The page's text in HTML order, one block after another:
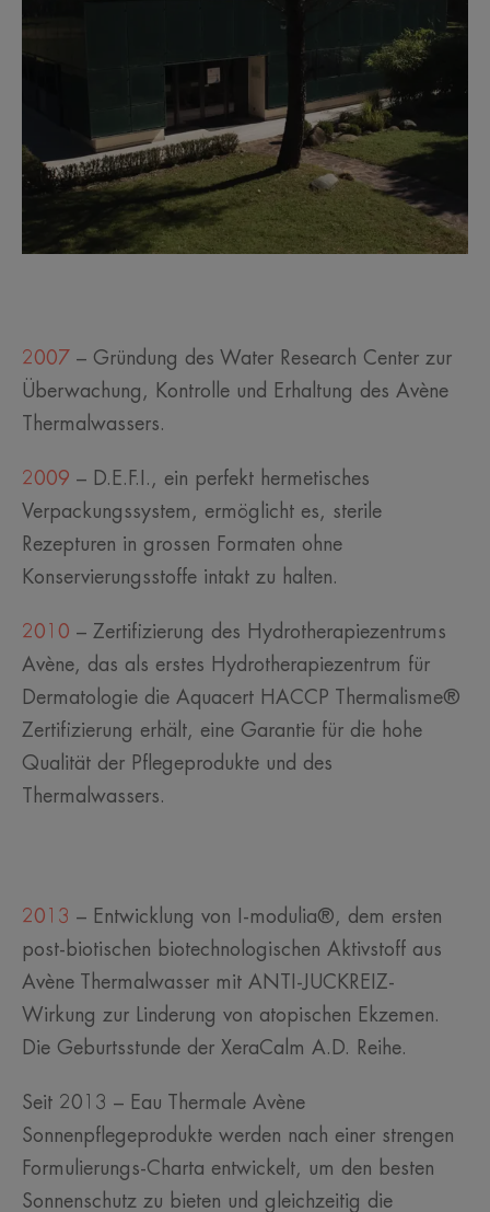
2007 – Gründung des Water Research Center zur
Überwachung, Kontrolle und Erhaltung des Avène
Thermalwassers.
2009 – D.E.F.I., ein perfekt hermetisches
Verpackungssystem, ermöglicht es, sterile
Rezepturen in grossen Formaten ohne
Konservierungsstoffe intakt zu halten.
2010 – Zertifizierung des Hydrotherapiezentrums
Avène, das als erstes Hydrotherapiezentrum für
Dermatologie die Aquacert HACCP Thermalisme®
Zertifizierung erhält, eine Garantie für die hohe
Qualität der Pflegeprodukte und des
Thermalwassers.
2013 – Entwicklung von I-modulia®, dem ersten
post-biotischen biotechnologischen Aktivstoff aus
Avène Thermalwasser mit ANTI-JUCKREIZ-
Wirkung zur Linderung von atopischen Ekzemen.
Die Geburtsstunde der XeraCalm A.D. Reihe.
Seit 2013 – Eau Thermale Avène
Sonnenpflegeprodukte werden nach einer strengen
Formulierungs-Charta entwickelt, um den besten
Sonnenschutz zu bieten und gleichzeitig die